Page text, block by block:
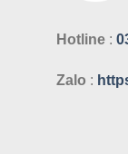
Hotline :
Zalo :